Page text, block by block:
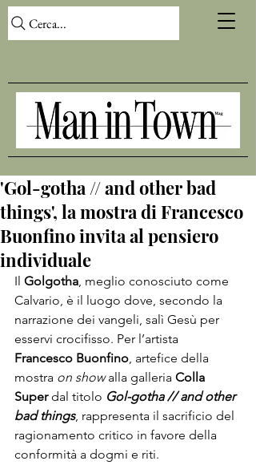
Cerca...
'Gol-gotha // and other bad
things', la mostra di Francesco
Buonfino invita al pensiero
individuale
Il Golgotha, meglio conosciuto come
Calvario, è il luogo dove, secondo la
narrazione dei vangeli, salì Gesù per
esservi crocifisso. Per l’artista
Francesco Buonfino, artefice della
mostra on show alla galleria Colla
Super dal titolo Gol-gotha // and other
bad things, rappresenta il sacrificio del
ragionamento critico in favore della
conformità a dogmi e riti.